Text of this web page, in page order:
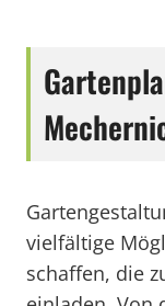
vielfältige
schaffen, die